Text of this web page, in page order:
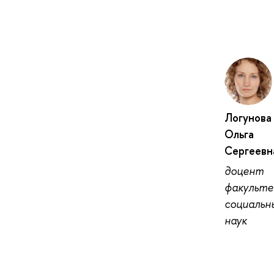
Логунова
Ольга
доцент
наук